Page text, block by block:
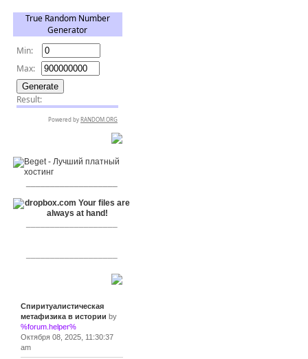
Спиритуалистическая
метафизика в истории by
%forum.helper%
Октября 08, 2025, 11:30:37
am